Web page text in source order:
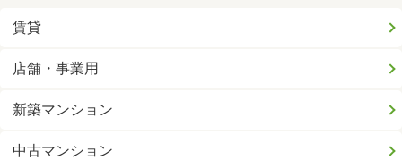
賃貸
店舗・事業用
新築マンション
中古マンション